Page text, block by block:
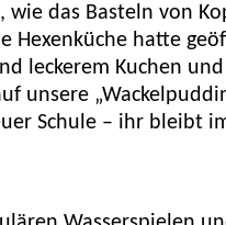
das Basteln von
Hexenküche hatte
leckerem Kuchen
unsere
Schule – ihr bleibt